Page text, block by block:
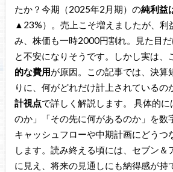
たか？今期（2025年2月期）の純利益
▲23%）。売上こそ増えましたが、利
み、株価も一時2000円割れ。見た目だ
と不安になりそうです。しかし実は、
的な費用が原因。この記事では、決算
りに、何がどれだけ計上されているの
計視点で詳しく解説します。 具体的
のか」「その先に何があるのか」を数
キャッシュフローや中期計画にどうつ
します。読み終える頃には、セブン＆
に見え、将来の見通しにも納得感が持